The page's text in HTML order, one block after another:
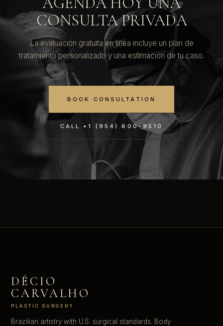
CONSULTA PRIVADA
La evaluación gratuita en línea incluye un plan de
tratamiento personalizado y una estimación de tu caso.
BOOK CONSULTATION
CALL +1 (954) 600-9510
DÉCIO
CARVALHO
PLASTIC SURGERY
Brazilian artistry with U.S. surgical standards. Body